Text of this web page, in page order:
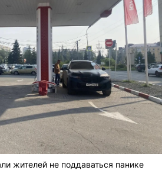
жителей не поддаваться панике